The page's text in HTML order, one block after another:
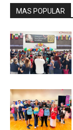
MAS POPULAR